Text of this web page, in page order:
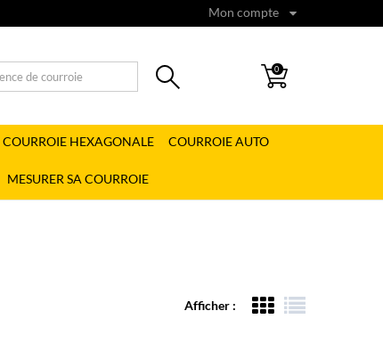
Mon compte
0
COURROIE HEXAGONALE COURROIE AUTO
MESURER SA COURROIE
Afficher :